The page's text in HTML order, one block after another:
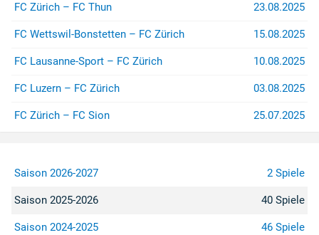
FC Zürich – FC Thun 23.08.2025
FC Wettswil-Bonstetten – FC Zürich 15.08.2025
FC Lausanne-Sport – FC Zürich 10.08.2025
FC Luzern – FC Zürich 03.08.2025
FC Zürich – FC Sion 25.07.2025
Saison 2026-2027 2 Spiele
Saison 2025-2026 40 Spiele
Saison 2024-2025 46 Spiele